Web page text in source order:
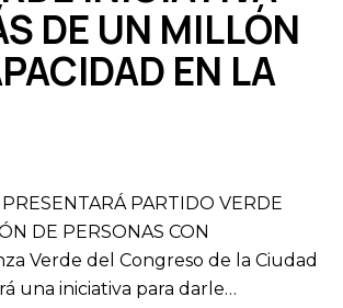
DE UN MILLÓN
EN LA
PARTIDO VERDE
DE PERSONAS CON
Verde del Congreso de la Ciudad
una iniciativa para darle…